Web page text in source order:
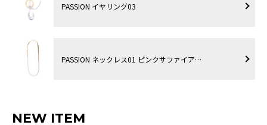
PASSION イヤリング03
PASSION ネックレス01 ピンクサファイア…
NEW ITEM